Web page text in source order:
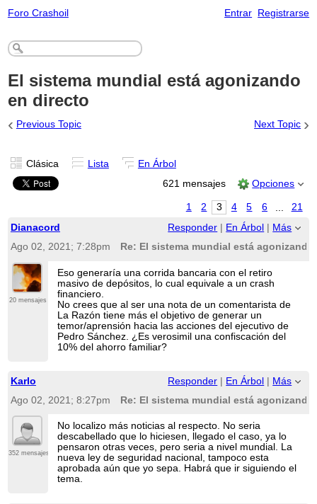
Foro Crashoil Entrar Registrarse
El sistema mundial está agonizando
en directo
‹ Previous Topic Next Topic ›
Clásica Lista
En Árbol
621 mensajes
Opciones
1 2 3 4 5 6
21
Dianacord
Responder En Árbol
Más
Ago 02, 2021; 7:28pm
Re: El sistema mundial está
20 mensajes
Eso generaría una corrida bancaria con el retiro
masivo de depósitos, lo cual equivale a un crash
financiero.
No crees que al ser una nota de un comentarista de
La Razón tiene más el objetivo de generar un
temor/aprensión hacia las acciones del ejecutivo de
Pedro Sánchez. ¿Es verosimil una confiscación del
10% del ahorro familiar?
Karlo Responder En Árbol
Más
Ago 02, 2021; 8:27pm
Re: El sistema mundial está
352 mensajes
No localizo más noticias al respecto. No seria
descabellado que lo hiciesen, llegado el caso, ya lo
pensaron otras veces, pero seria a nivel mundial. La
nueva ley de seguridad nacional, tampoco esta
aprobada aún que yo sepa. Habrá que ir siguiendo el
tema.